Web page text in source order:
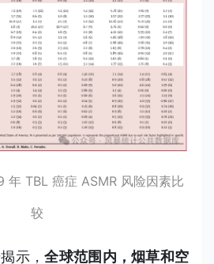
年 TBL 癌症 ASMR 风险因素比
较
示，全球范围内，烟草和空